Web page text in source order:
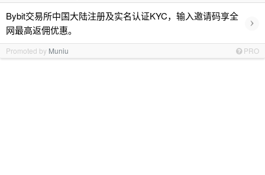
Bybit交易所中国大陆注册及实名认证KYC，输入邀请码享全
网最高返佣优惠。
›
Promoted by Muniu PRO